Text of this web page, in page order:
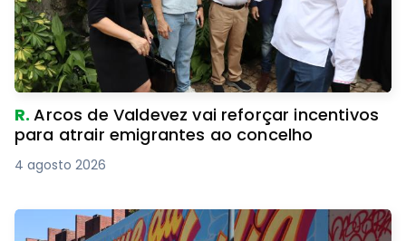
R.Arcos de Valdevez vai reforçar incentivos
para atrair emigrantes ao concelho
4 agosto 2026